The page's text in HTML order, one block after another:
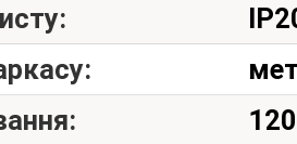
120